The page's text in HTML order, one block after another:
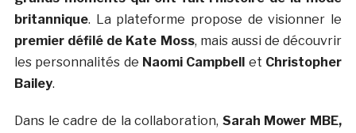
britannique. La plateforme propose de visionner le
premier défilé de Kate Moss, mais aussi de découvrir
les personnalités de Naomi Campbell et Christopher
Bailey.
Dans le cadre de la collaboration, Sarah Mower MBE,